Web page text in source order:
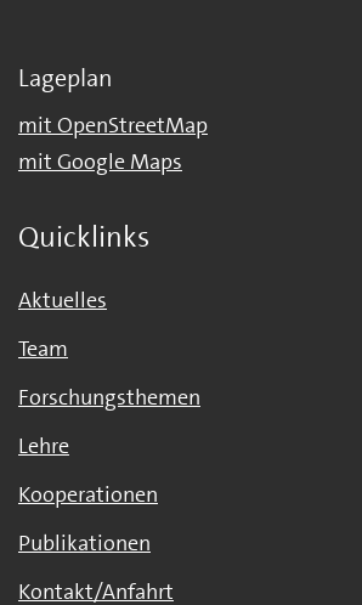
Lageplan
mit OpenStreetMap
mit Google Maps
Quicklinks
Aktuelles
Team
Forschungsthemen
Lehre
Kooperationen
Publikationen
Kontakt/Anfahrt